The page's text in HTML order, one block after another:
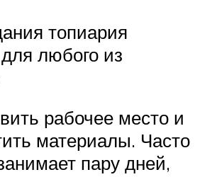
топиария
любого из
рабочее место и
материалы. Часто
пару дней,